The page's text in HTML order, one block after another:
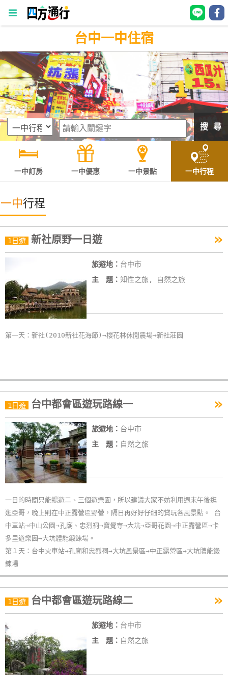
四
通
行
訂
房
灣
訂
房
直接跟飯店訂房 HOT
特
色
全
租
帶
你
玩
玩
樂
圖
顧
客
服
務
顧
客
度
台中一中住宿
搜 尋
一中訂房 一中優惠 一中景點 一中行程
一中行程
1日遊 新社原野一日遊 »
旅遊地： 台中市
主 題： 知性之旅, 自然之旅
第一天：新社(2010新社花海節)→櫻花林休閒農場→新社莊園
1日遊 台中都會區遊玩路線一 »
旅遊地： 台中市
主 題： 自然之旅
一日的時間只能暢遊二、三個遊樂園，所以建議大家不妨利用週末午後逛
逛亞哥，晚上則在中正露營區野營，隔日再好好仔細的賞玩各風景點。 台
中車站→中山公園→孔廟、忠烈祠→寶覺寺→大坑→亞哥花園→中正露營區→卡
多里遊樂園→大坑體能鍛鍊場。
第１天：台中火車站→孔廟和忠烈祠→大坑風景區→中正露營區→大坑體能鍛
鍊場
1日遊 台中都會區遊玩路線二 »
旅遊地： 台中市
主 題： 自然之旅